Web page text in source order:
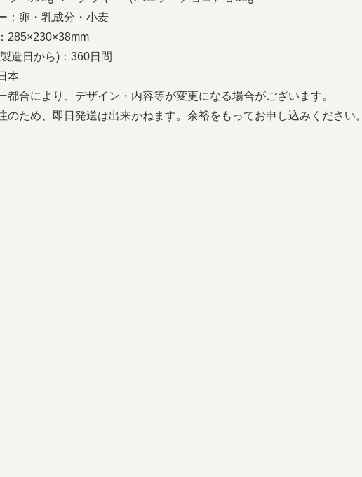
：卵・乳成分・小麦
285×230×38mm
造日から)：360日間
本
都合により、デザイン・内容等が変更になる場合がございます。
のため、即日発送は出来かねます。余裕をもってお申し込みください。